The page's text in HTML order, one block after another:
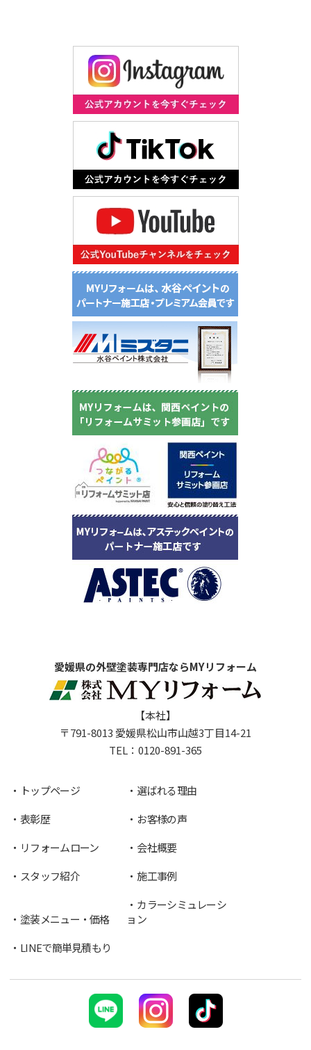
愛媛県の外壁塗装専門店ならMYリフォーム
【本社】
〒791-8013 愛媛県松山市山越3丁目14-21
TEL： 0120-891-365
トップページ
選ばれる理由
表彰歴
お客様の声
リフォームローン
会社概要
スタッフ紹介
施工事例
塗装メニュー・価格
カラーシミュレーシ
ョン
LINEで簡単見積もり